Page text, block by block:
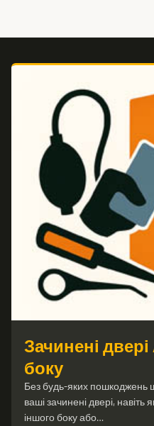
Зачинені
боку
Без будь-яких пошкоджень
ваші зачинені двері,
іншого боку або…